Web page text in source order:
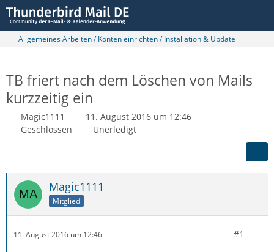
Allgemeines Arbeiten / Konten einrichten / Installation & Update
TB friert nach dem Löschen von Mails
kurzzeitig ein
Magic1111
11. August 2016 um 12:46
Geschlossen
Unerledigt
Magic1111
Mitglied
11. August 2016 um 12:46 #1